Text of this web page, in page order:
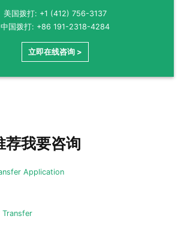
美国拨打: +1 (412) 756-3137
中国拨打: +86 191-2318-4284
立即在线咨询 >
荐我要咨询